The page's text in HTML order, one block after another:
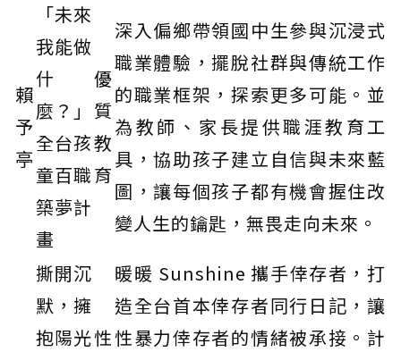
賴
予
亭
「未來
我能做
什
麼？」
全台孩
童百職
築夢計
畫
優
質
教
育
深入偏鄉帶領國中生參與沉浸式
職業體驗，擺脫社群與傳統工作
的職業框架，探索更多可能。並
為教師、家長提供職涯教育工
具，協助孩子建立自信與未來藍
圖，讓每個孩子都有機會握住改
變人生的鑰匙，無畏走向未來。
撕開沉
默，擁
抱陽光性
暖暖 Sunshine 攜手倖存者，打
造全台首本倖存者同行日記，讓
性暴力倖存者的情緒被承接。計